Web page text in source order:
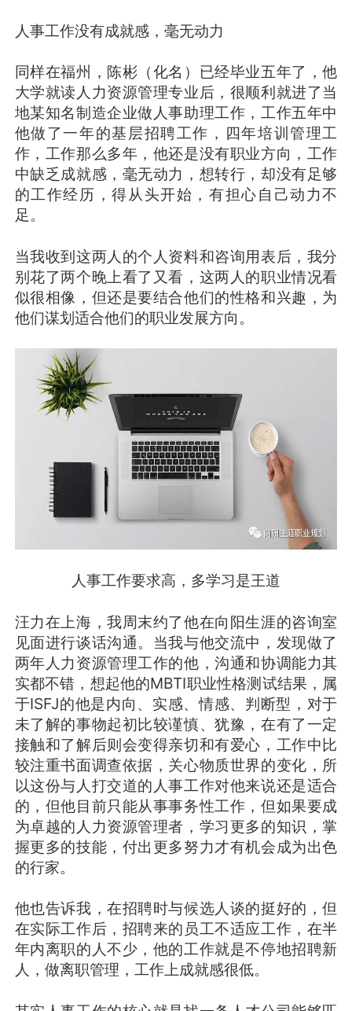
人事工作没有成就感，毫无动力
同样在福州，陈彬（化名）已经毕业五年了，他
大学就读人力资源管理专业后，很顺利就进了当
地某知名制造企业做人事助理工作，工作五年中
他做了一年的基层招聘工作，四年培训管理工
作，工作那么多年，他还是没有职业方向，工作
中缺乏成就感，毫无动力，想转行，却没有足够
的工作经历，得从头开始，有担心自己动力不
足。
当我收到这两人的个人资料和咨询用表后，我分
别花了两个晚上看了又看，这两人的职业情况看
似很相像，但还是要结合他们的性格和兴趣，为
他们谋划适合他们的职业发展方向。
人事工作要求高，多学习是王道
汪力在上海，我周末约了他在向阳生涯的咨询室
见面进行谈话沟通。当我与他交流中，发现做了
两年人力资源管理工作的他，沟通和协调能力其
实都不错，想起他的MBTI职业性格测试结果，属
于ISFJ的他是内向、实感、情感、判断型，对于
未了解的事物起初比较谨慎、犹豫，在有了一定
接触和了解后则会变得亲切和有爱心，工作中比
较注重书面调查依据，关心物质世界的变化，所
以这份与人打交道的人事工作对他来说还是适合
的，但他目前只能从事事务性工作，但如果要成
为卓越的人力资源管理者，学习更多的知识，掌
握更多的技能，付出更多努力才有机会成为出色
的行家。
他也告诉我，在招聘时与候选人谈的挺好的，但
在实际工作后，招聘来的员工不适应工作，在半
年内离职的人不少，他的工作就是不停地招聘新
人，做离职管理，工作上成就感很低。